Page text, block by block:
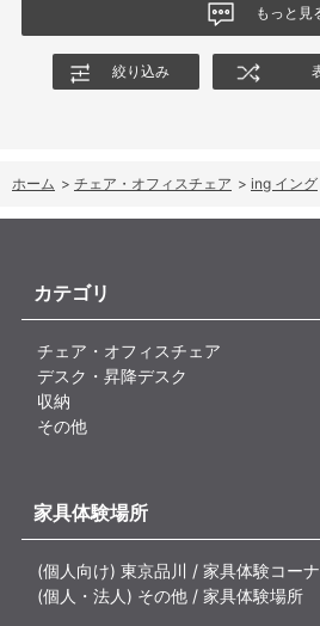
もっと見
絞り込み
ホーム > チェア・オフィスチェア > ing イング
カテゴリ
チェア・オフィスチェア
デスク・昇降デスク
収納
その他
家具体験場所
(個人向け) 東京品川 / 家具体験コー
(個人・法人) その他 / 家具体験場所